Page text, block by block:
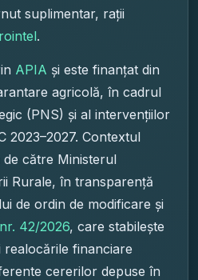
suplimentar, rații
.
APIA și este finanțat din
agricolă, în cadrul
(PNS) și al intervențiilor
2023–2027. Contextul
de către Ministerul
Rurale, în transparență
de ordin de modificare și
42/2026, care stabilește
financiare
cererilor depuse în